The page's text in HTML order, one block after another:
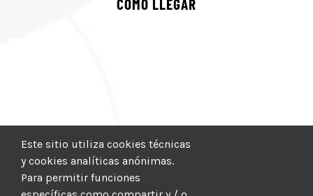
COMO LLEGAR
Este sitio utiliza cookies técnicas
y cookies analíticas anónimas.
Para permitir funciones